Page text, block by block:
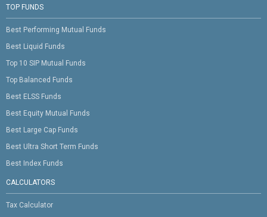
TOP FUNDS
Best Performing Mutual Funds
Best Liquid Funds
Top 10 SIP Mutual Funds
Top Balanced Funds
Best ELSS Funds
Best Equity Mutual Funds
Best Large Cap Funds
Best Ultra Short Term Funds
Best Index Funds
CALCULATORS
Tax Calculator